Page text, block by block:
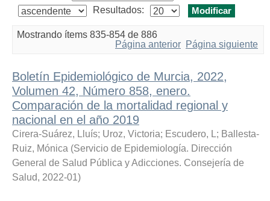
Resultados:
Mostrando ítems 835-854 de 886
Página anterior Página siguiente
Boletín Epidemiológico de Murcia, 2022,
Volumen 42, Número 858, enero.
Comparación de la mortalidad regional y
nacional en el año 2019
Cirera-Suárez, Lluís; Uroz, Victoria; Escudero, L; Ballesta-
Ruiz, Mónica (Servicio de Epidemiología. Dirección
General de Salud Pública y Adicciones. Consejería de
Salud, 2022-01)